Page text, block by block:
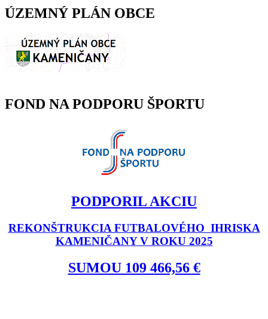
ÚZEMNÝ PLÁN OBCE
FOND NA PODPORU ŠPORTU
PODPORIL AKCIU
REKONŠTRUKCIA FUTBALOVÉHO IHRISKA
KAMENIČANY V ROKU 2025
SUMOU 109 466,56 €